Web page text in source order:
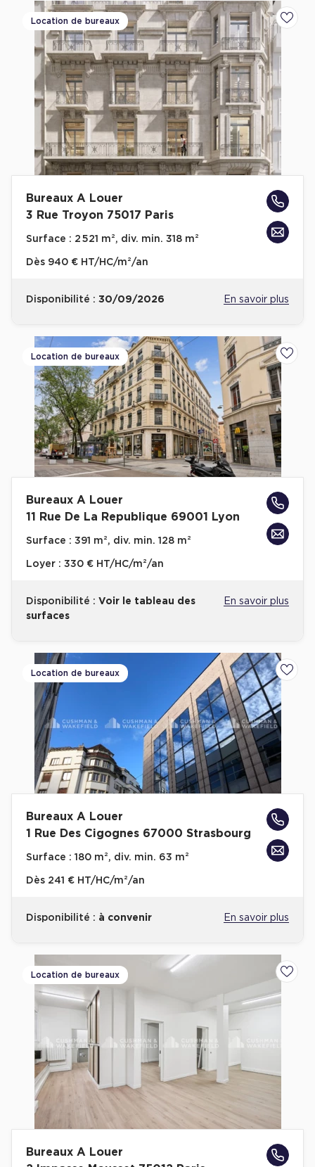
Location de bureaux
Bureaux A Louer
3 Rue Troyon 75017 Paris
Surface : 2 521 m², div. min. 318 m²
Dès 940 € HT/HC/m²/an
Disponibilité : 30/09/2026 En savoir plus
Location de bureaux
Bureaux A Louer
11 Rue De La Republique 69001 Lyon
Surface : 391 m², div. min. 128 m²
Loyer : 330 € HT/HC/m²/an
Disponibilité : Voir le tableau des
surfaces
En savoir plus
Location de bureaux
Bureaux A Louer
1 Rue Des Cigognes 67000 Strasbourg
Surface : 180 m², div. min. 63 m²
Dès 241 € HT/HC/m²/an
Disponibilité : à convenir En savoir plus
Location de bureaux
Bureaux A Louer